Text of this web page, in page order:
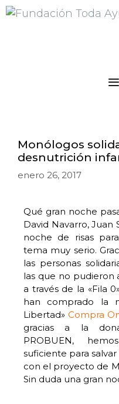
Monólogos
desnutrición
enero 26, 2017
Qué gran noche
David Navarro, Juan
noche de risas
tema muy serio.
las personas
las que no pudieron
a través de la «Fila
han comprado la
Libertad» Compra
gracias a la
PROBUEN,
suficiente para
con el proyecto de
Sin duda una gran